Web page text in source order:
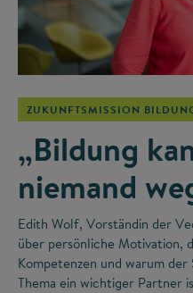
ZUKUNFTSMISSION
„Bildung
niemand
Edith Wolf, Vorständin der
über persönliche Motivation,
Kompetenzen und warum
Thema ein wichtiger Partner